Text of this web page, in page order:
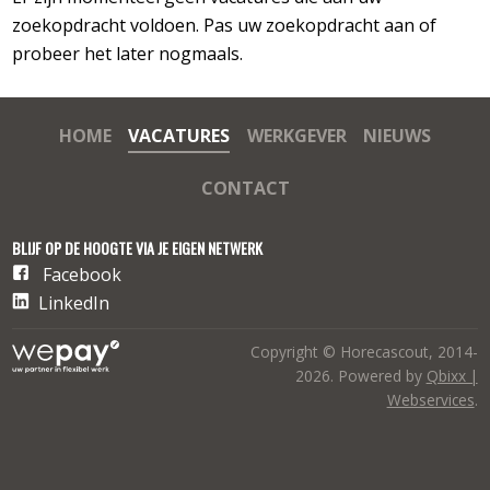
zoekopdracht voldoen. Pas uw zoekopdracht aan of
probeer het later nogmaals.
HOME VACATURES WERKGEVER NIEUWS
CONTACT
BLIJF OP DE HOOGTE VIA JE EIGEN NETWERK
Facebook
LinkedIn
Copyright © Horecascout, 2014-
2026. Powered by Qbixx |
Webservices.